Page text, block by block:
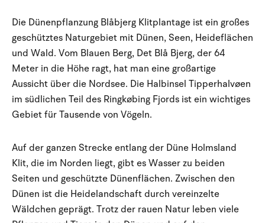
Die Dünenpflanzung Blåbjerg Klitplantage ist ein großes
geschütztes Naturgebiet mit Dünen, Seen, Heideflächen
und Wald. Vom Blauen Berg, Det Blå Bjerg, der 64
Meter in die Höhe ragt, hat man eine großartige
Aussicht über die Nordsee. Die Halbinsel Tipperhalvøen
im südlichen Teil des Ringkøbing Fjords ist ein wichtiges
Gebiet für Tausende von Vögeln.
Auf der ganzen Strecke entlang der Düne Holmsland
Klit, die im Norden liegt, gibt es Wasser zu beiden
Seiten und geschützte Dünenflächen. Zwischen den
Dünen ist die Heidelandschaft durch vereinzelte
Wäldchen geprägt. Trotz der rauen Natur leben viele